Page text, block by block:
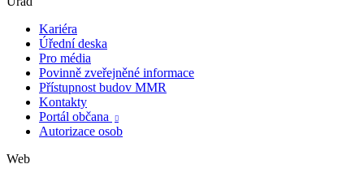
Kariéra
Úřední deska
Pro média
Povinně zveřejněné informace
Přístupnost budov MMR
Kontakty
Portál občana

Autorizace osob
Web